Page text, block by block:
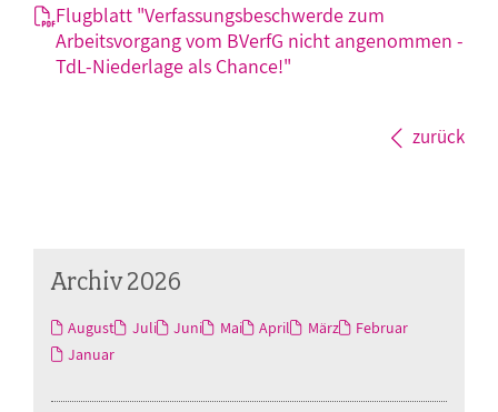
Flugblatt "Verfassungsbeschwerde zum
Arbeitsvorgang vom BVerfG nicht angenommen -
TdL-Niederlage als Chance!"
zurück
Archiv 2026
August Juli Juni Mai April März
Februar
Januar